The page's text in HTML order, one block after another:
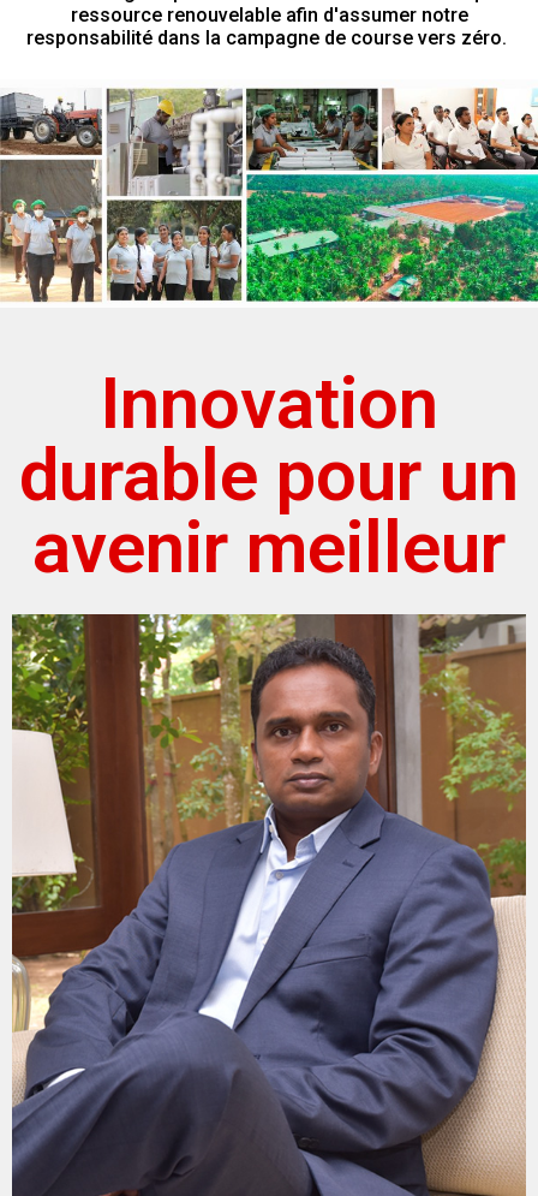
ressource renouvelable afin d'assumer notre
responsabilité dans la campagne de course vers zéro.
Innovation
durable pour un
avenir meilleur